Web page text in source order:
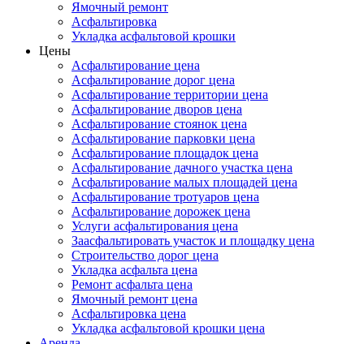
Ямочный ремонт
Асфальтировка
Укладка асфальтовой крошки
Цены
Асфальтирование цена
Асфальтирование дорог цена
Асфальтирование территории цена
Асфальтирование дворов цена
Асфальтирование стоянок цена
Асфальтирование парковки цена
Асфальтирование площадок цена
Асфальтирование дачного участка цена
Асфальтирование малых площадей цена
Асфальтирование тротуаров цена
Асфальтирование дорожек цена
Услуги асфальтирования цена
Заасфальтировать участок и площадку цена
Строительство дорог цена
Укладка асфальта цена
Ремонт асфальта цена
Ямочный ремонт цена
Асфальтировка цена
Укладка асфальтовой крошки цена